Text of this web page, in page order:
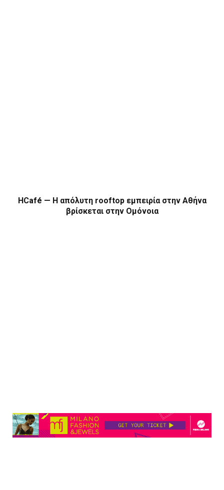
HCafé — Η απόλυτη rooftop εμπειρία στην Αθήνα
βρίσκεται στην Ομόνοια